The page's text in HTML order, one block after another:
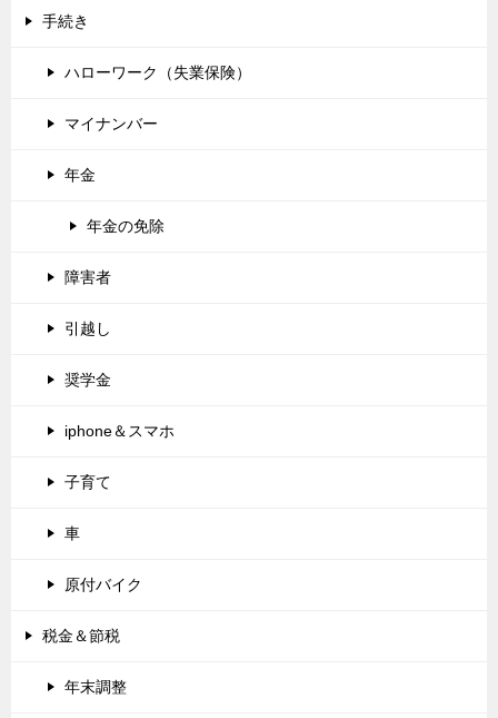
手続き
ハローワーク（失業保険）
マイナンバー
年金
年金の免除
障害者
引越し
奨学金
iphone＆スマホ
子育て
車
原付バイク
税金＆節税
年末調整